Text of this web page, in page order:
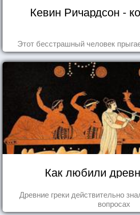
Кевин Ричардсон -
Этот бесстрашный человек
Как любили
Древние греки действительно
вопросах